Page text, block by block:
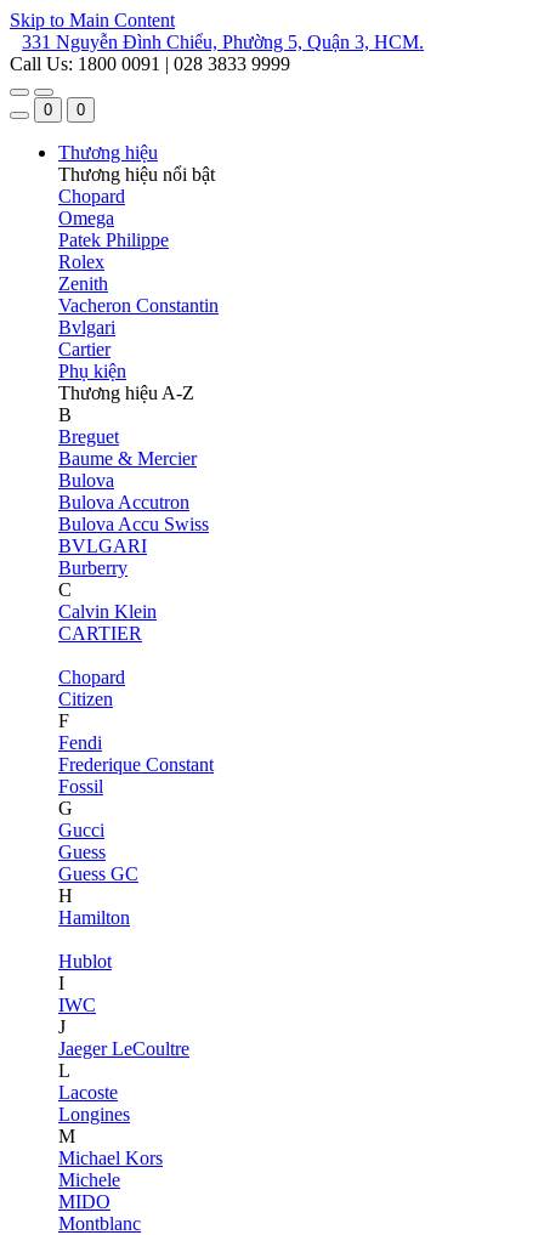
Skip to Main Content
331 Nguyễn Đình Chiểu, Phường 5, Quận 3, HCM.
Call Us: 1800 0091 | 028 3833 9999
0 0
Thương hiệu
Thương hiệu nổi bật
Chopard
Omega
Patek Philippe
Rolex
Zenith
Vacheron Constantin
Bvlgari
Cartier
Phụ kiện
Thương hiệu A-Z
B
Breguet
Baume & Mercier
Bulova
Bulova Accutron
Bulova Accu Swiss
BVLGARI
Burberry
C
Calvin Klein
CARTIER
Chopard
Citizen
F
Fendi
Frederique Constant
Fossil
G
Gucci
Guess
Guess GC
H
Hamilton
Hublot
I
IWC
J
Jaeger LeCoultre
L
Lacoste
Longines
M
Michael Kors
Michele
MIDO
Montblanc